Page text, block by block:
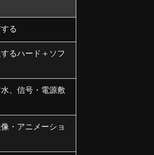
る
るハード＋ソフ
、信号・電源敷
・アニメーショ